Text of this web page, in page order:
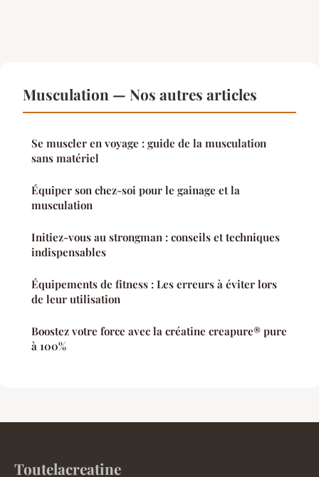
Musculation — Nos autres articles
Se muscler en voyage : guide de la musculation
sans matériel
Équiper son chez-soi pour le gainage et la
musculation
Initiez-vous au strongman : conseils et techniques
indispensables
Équipements de fitness : Les erreurs à éviter lors
de leur utilisation
Boostez votre force avec la créatine creapure® pure
à 100%
Toutelacreatine